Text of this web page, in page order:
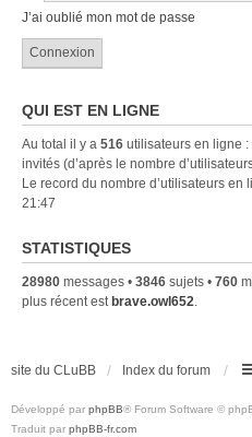
J’ai oublié mon mot de passe
QUI EST EN LIGNE
Au total il y a 516 utilisateurs en ligne
invités (d’après le nombre
Le record du nombre d’utilisateurs en
21:47
STATISTIQUES
28980 messages • 3846 sujets • 760
plus récent estbrave.owl652.
site du CLuBB Index du forum
Développé par phpBB® Forum Software ©
Traduit par phpBB-fr.com